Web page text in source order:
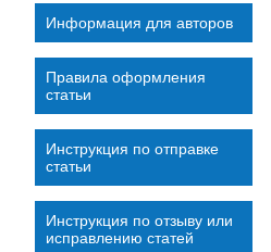
Информация для авторов
Правила оформления
статьи
Инструкция по отправке
статьи
Инструкция по отзыву или
исправлению статей